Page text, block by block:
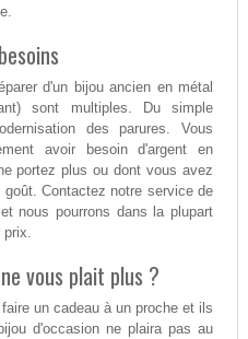
d'un bijou ancien en métal
sont multiples. Du simple
des parures. Vous
avoir besoin d'argent en
portez plus ou dont vous avez
Contactez notre service de
et nous pourrons dans la plupart
vous plait plus ?
un cadeau à un proche et ils
d'occasion ne plaira pas au